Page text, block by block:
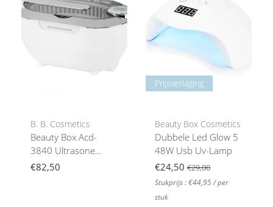
B. B. Cosmetics
Beauty Box Acd-
3840 Ultrasone
Reiniger, Capaciteit
€82,50
Prijsverlaging
Beauty Box Cosmetics
Dubbele Led Glow 5
48W Usb Uv-Lamp
€24,50 €29,00
Stukprijs : €44,95 / per
stuk